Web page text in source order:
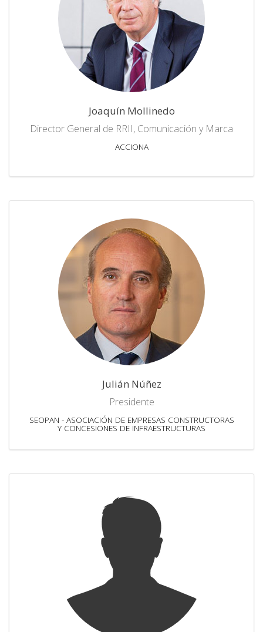
Joaquín Mollinedo
Director General de RRII, Comunicación y Marca
ACCIONA
Julián Núñez
Presidente
SEOPAN - ASOCIACIÓN DE EMPRESAS CONSTRUCTORAS
Y CONCESIONES DE INFRAESTRUCTURAS